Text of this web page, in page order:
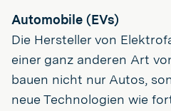
Automobile (EVs)
Die Hersteller von
einer ganz anderen Art
bauen nicht nur Autos,
neue Technologien wie